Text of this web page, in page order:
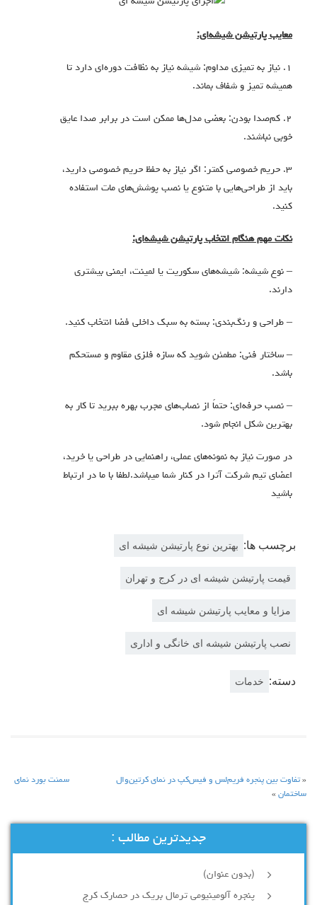
معایب پارتیشن شیشه‌ای:
۱. نیاز به تمیزی مداوم: شیشه نیاز به نظافت دوره‌ای دارد تا
همیشه تمیز و شفاف بماند.
۲. کم‌صدا بودن: بعضی مدل‌ها ممکن است در برابر صدا عایق
خوبی نباشند.
۳. حریم خصوصی کمتر: اگر نیاز به حفظ حریم خصوصی دارید،
باید از طراحی‌هایی با متنوع یا نصب پوشش‌های مات استفاده
کنید.
نکات مهم هنگام انتخاب پارتیشن شیشه‌ای:
– نوع شیشه: شیشه‌های سکوریت یا لمینت، ایمنی بیشتری
دارند.
– طراحی و رنگ‌بندی: بسته به سبک داخلی فضا انتخاب کنید.
– ساختار فنی: مطمئن شوید که سازه فلزی مقاوم و مستحکم
باشد.
– نصب حرفه‌ای: حتماً از نصاب‌های مجرب بهره ببرید تا کار به
بهترین شکل انجام شود.
در صورت نیاز به نمونه‌های عملی، راهنمایی در طراحی یا خرید،
اعضای تیم شرکت آترا در کنار شما میباشد.لطفا با ما در ارتباط
باشید
برچسب ها: بهترین نوع پارتیشن شیشه ای
قیمت پارتیشن شیشه ای در کرج و تهران
مزایا و معایب پارتیشن شیشه ای
نصب پارتیشن شیشه ای خانگی و اداری
دسته: خدمات
«تفاوت بین پنجره فریم‌لس و فیس‌کپ در نمای کرتین‌وال
سمنت بورد نمای
ساختمان »
جدیدترین مطالب :
(بدون عنوان)
پنجره آلومینیومی ترمال بریک در حصارک کرج